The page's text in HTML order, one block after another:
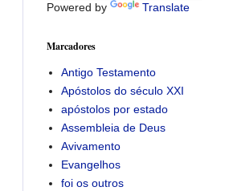
Powered by Translate
Marcadores
Antigo Testamento
Apóstolos do século XXI
apóstolos por estado
Assembleia de Deus
Avivamento
Evangelhos
foi os outros